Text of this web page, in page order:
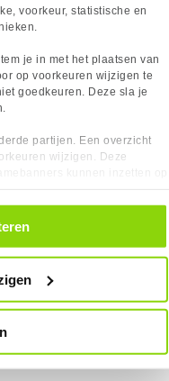
voorkeur, statistische en
je in met het plaatsen van
op voorkeuren wijzigen te
goedkeuren. Deze sla je
partijen. Een overzicht
wijzigen. Deze
altijd intrekken, dit doe je
op ‘Cookievoorkeuren’
00
Monitor
pixels